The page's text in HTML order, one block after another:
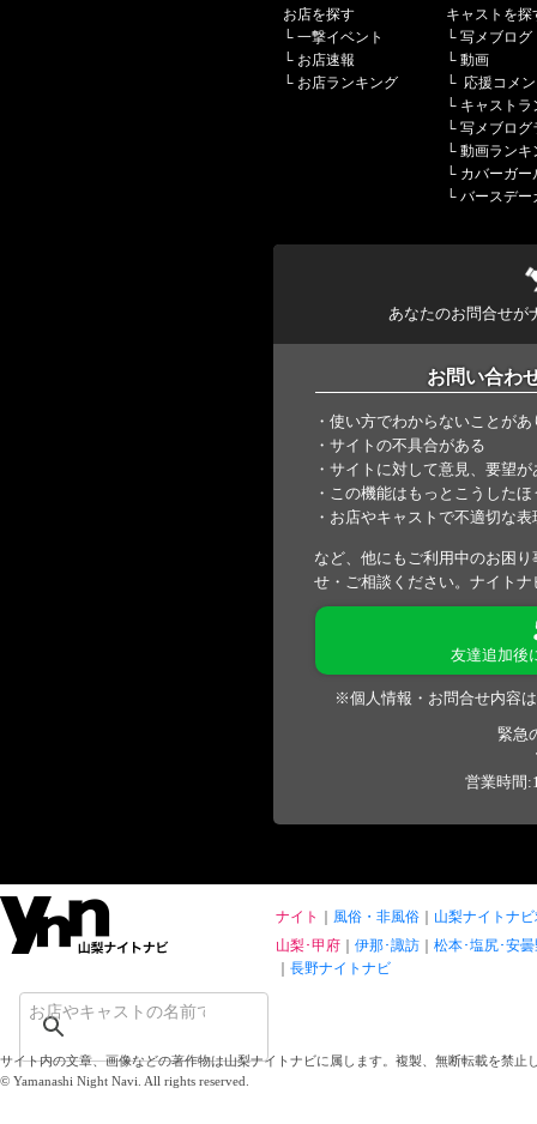
お店を探す
└ 一撃イベント
└ お店速報
└ お店ランキング
キャストを探
└ 写メブログ
└ 動画
└ 応援コメ
└ キャストラ
└ 写メブログ
└ 動画ランキ
└ カバーガー
└ バースデー
あなたのお問合せが
お問い合わ
・使い方でわからないことが
・サイトの不具合がある
・サイトに対して意見、要望が
・この機能はもっとこうした
・お店やキャストで不適切な
など、他にもご利用中のお困
せ・ご相談ください。ナイト
友達追加後
※個人情報・お問合せ内容
緊急
営業時間
ナイト 風俗・非風俗
山梨ナイトナ
山梨･甲府
伊那･諏訪
松本･塩尻･安
長野ナイトナビ
サイト内の文章、画像などの著作物は山梨ナイトナビに属します。複製、無断転載を禁止
© Yamanashi Night Navi. All rights reserved.